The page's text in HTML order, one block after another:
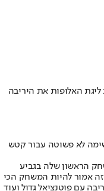
הערב (19:30) בפתיחת ליגת האלופות את היריבה
לא פשוטה עבור קטש
הערב (19:30) את המשחק הראשון שלה בגביע
2020-21 . על הנייר זה אמור להיות המשחק הכי
עם פוטנציאל גדול ועוד